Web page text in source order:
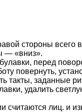
стороны всего
— «вниз».
перед
повернуть,
такты, заданные
удалить
считаются лиц. и